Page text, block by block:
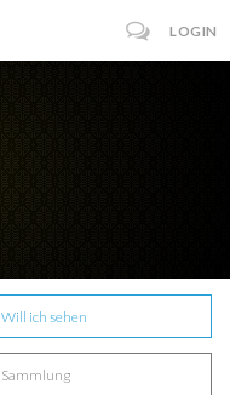
LOGIN
Will ich sehen
Sammlung